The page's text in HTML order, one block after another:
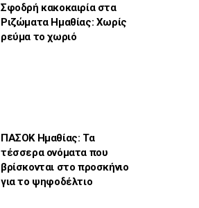
Σφοδρή κακοκαιρία στα
Ριζώματα Ημαθίας: Χωρίς
ρεύμα το χωριό
ΠΑΣΟΚ Ημαθίας: Τα
τέσσερα ονόματα που
βρίσκονται στο προσκήνιο
για το ψηφοδέλτιο